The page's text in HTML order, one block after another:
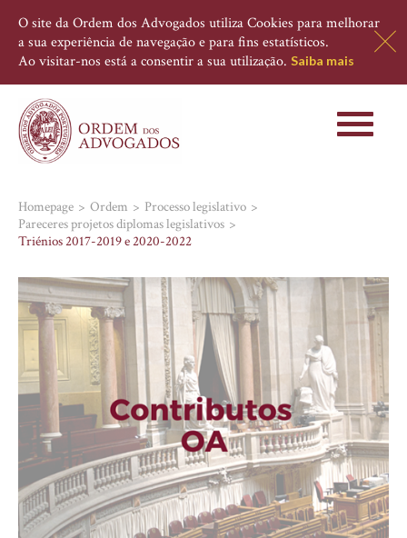
O site da Ordem dos Advogados utiliza Cookies para melhorar
a sua experiência de navegação e para fins estatísticos.
Ao visitar-nos está a consentir a sua utilização. Saiba mais
Toggle
Homepage Ordem
Processo legislativo
Pareceres projetos diplomas legislativos
Triénios 2017-2019 e 2020-2022